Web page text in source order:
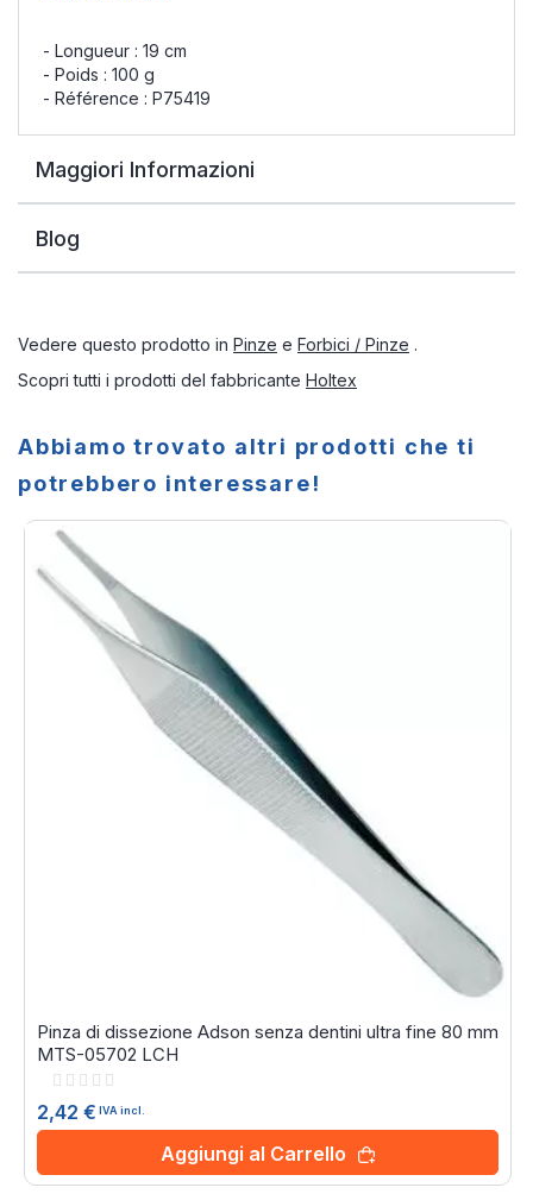
- Longueur : 19 cm
- Poids : 100 g
- Référence : P75419
Maggiori Informazioni
Blog
Vedere questo prodotto in Pinze e Forbici / Pinze .
Scopri tutti i prodotti del fabbricante Holtex
Abbiamo trovato altri prodotti che ti
potrebbero interessare!
Pinza di dissezione Adson senza dentini ultra fine 80 mm
MTS-05702 LCH
Rating:
2,42 € IVA incl.
Aggiungi al Carrello